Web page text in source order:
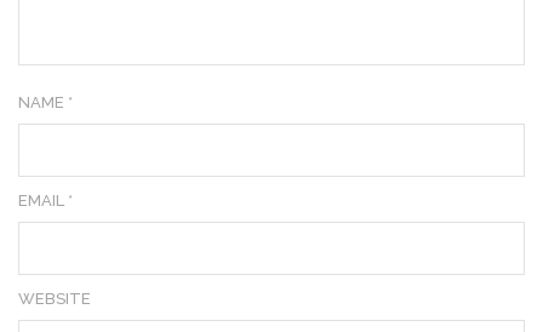
NAME *
EMAIL *
WEBSITE